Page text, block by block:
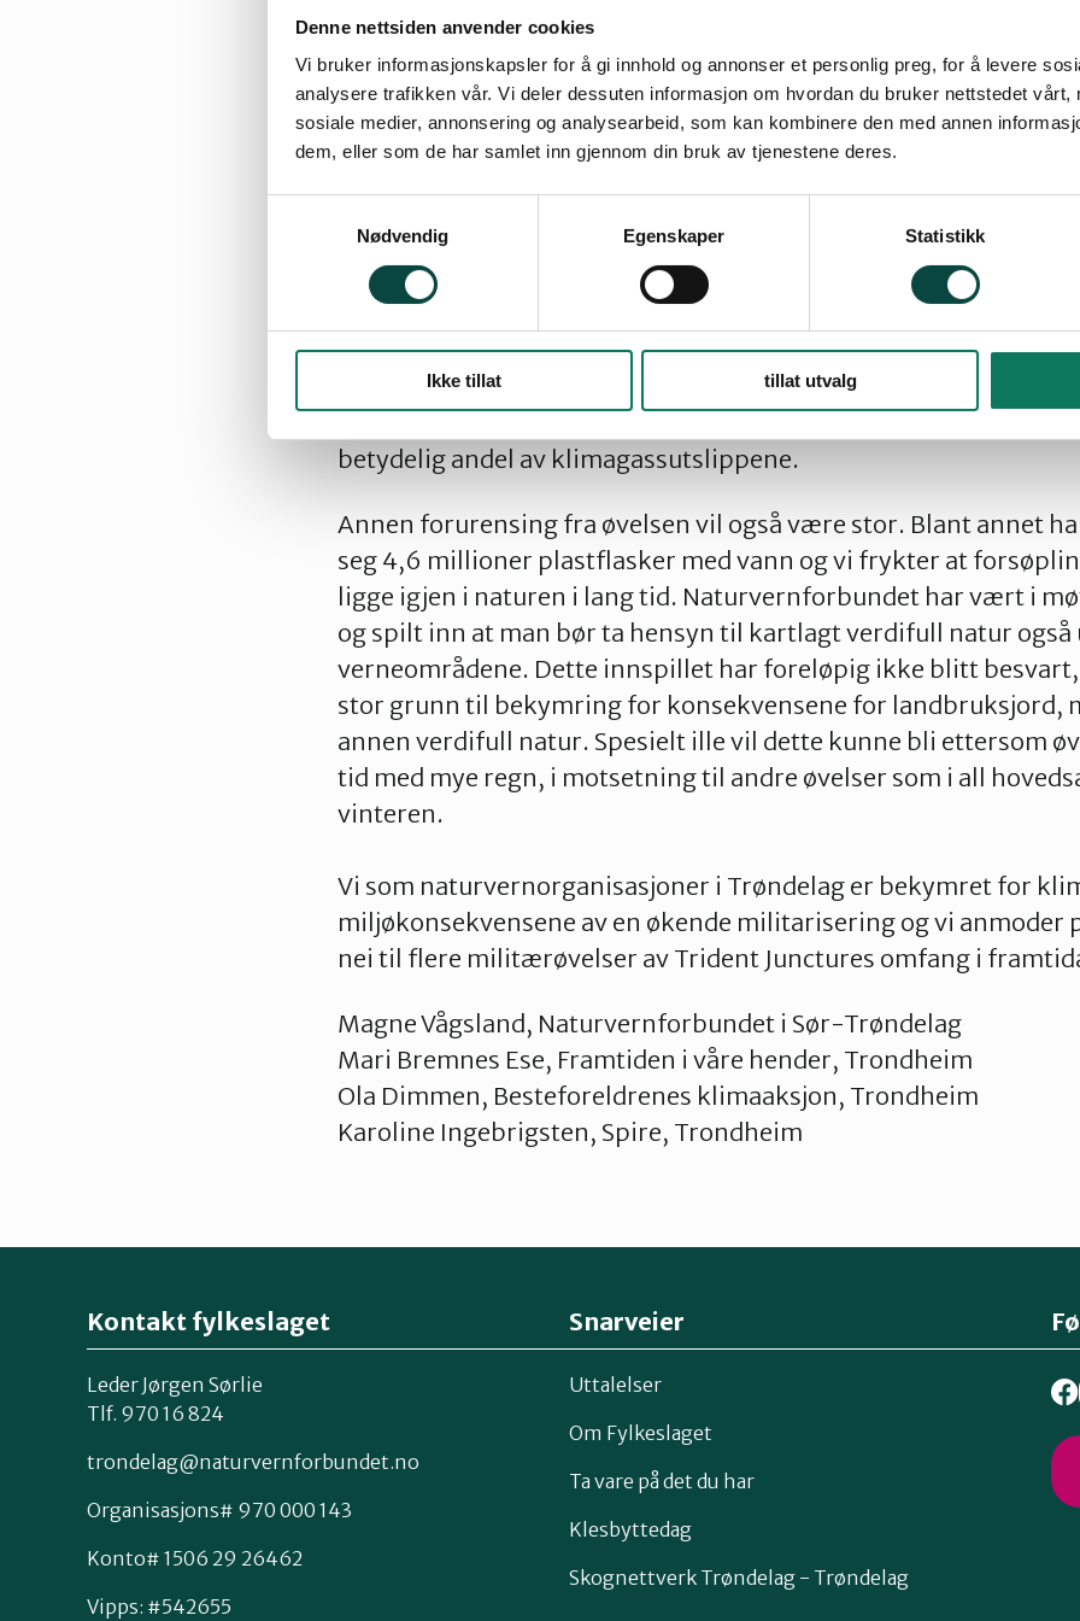
Denne nettsiden anvender cookies
Vi bruker informasjonskapsler for å gi innhold og annonser et personlig preg, for å levere
analysere trafikken vår. Vi deler dessuten informasjon om hvordan du bruker nettstedet vårt,
sosiale medier, annonsering og analysearbeid, som kan kombinere den med annen
dem, eller som de har samlet inn gjennom din bruk av tjenestene deres.
Nødvendig
Egenskaper Statistikk
Ikke tillat tillat utvalg
I disse dager starter den største militærøvelsen siden den kalde
ett ledd i en økende militarisering av Trøndelag, og vi er sterkt
miljø- og klimakonsekvensene av denne utviklingen.
Ørland, stadig press for utvidelse av Værnes lufthavn samt et
for militære kjøretøy på store myrområder, er noen av
hittil har sett. På toppen av dette kommer øvelsen Trident
soldater deltar med stridsvogner, skip og krigsfly. Det totale
fossildrevne kjøretøyene er usikkert, og det er heller ikke laget
betydelig andel av klimagassutslippene.
Annen forurensing fra øvelsen vil også være stor. Blant annet
seg 4,6 millioner plastflasker med vann og vi frykter at
ligge igjen i naturen i lang tid. Naturvernforbundet har vært i
og spilt inn at man bør ta hensyn til kartlagt verdifull natur
verneområdene. Dette innspillet har foreløpig ikke blitt
stor grunn til bekymring for konsekvensene for landbruksjord,
annen verdifull natur. Spesielt ille vil dette kunne bli ettersom
tid med mye regn, i motsetning til andre øvelser som i all
vinteren.
Vi som naturvernorganisasjoner i Trøndelag er bekymret for
miljøkonsekvensene av en økende militarisering og vi anmoder
nei til flere militærøvelser av Trident Junctures omfang i
Magne Vågsland, Naturvernforbundet i Sør-Trøndelag
Mari Bremnes Ese, Framtiden i våre hender, Trondheim
Ola Dimmen, Besteforeldrenes klimaaksjon, Trondheim
Karoline Ingebrigsten, Spire, Trondheim
Kontakt fylkeslaget
Leder Jørgen Sørlie
Tlf. 970 16 824
trondelag@naturvernforbundet.no
Organisasjons# 970 000 143
Konto# 1506 29 26462
Vipps: #542655
Snarveier
Uttalelser
Om Fylkeslaget
Ta vare på det du har
Klesbyttedag
Skognettverk Trøndelag - Trøndelag